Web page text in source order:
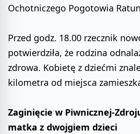
Ochotniczego Pogotowia
Przed godz. 18.00 rzecznik
potwierdziła, że rodzina
zdrowa. Kobietę z dziećmi
kilometra od miejsca
Zaginięcie w Piwnicznej-
matka z dwojgiem dzieci